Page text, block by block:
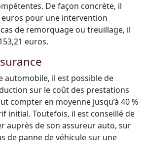
De façon concrète, il
pour une intervention
de remorquage ou treuillage, il
euros.
automobile, il est possible de
sur le coût des prestations
compter en moyenne jusqu’à 40 %
initial. Toutefois, il est conseillé de
auprès de son assureur auto, sur
de panne de véhicule sur une